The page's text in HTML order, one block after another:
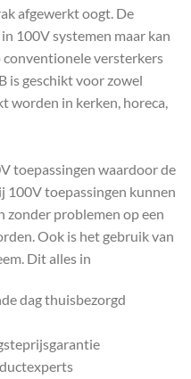
afgewerkt oogt. De
100V systemen maar kan
versterkers
is geschikt voor zowel
worden in kerken, horeca,
toepassingen waardoor de
100V toepassingen kunnen
zonder problemen op een
Ook is het gebruik van
Dit alles in
dag thuisbezorgd